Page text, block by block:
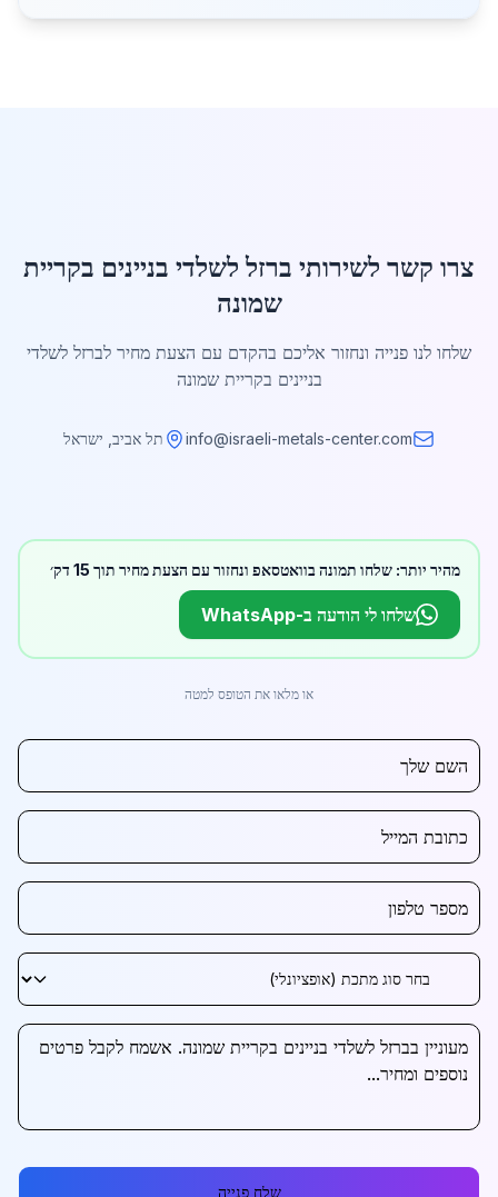
צרו קשר לשירותי ברזל לשלדי בניינים בקריית
שמונה
שלחו לנו פנייה ונחזור אליכם בהקדם עם הצעת מחיר לברזל לשלדי
בניינים בקריית שמונה
info@israeli-metals-center.com תל אביב, ישראל
מהיר יותר: שלחו תמונה בוואטסאפ ונחזור עם הצעת מחיר תוך 15 דק׳
שלחו לי הודעה ב-WhatsApp
או מלאו את הטופס למטה
שלח פנייה